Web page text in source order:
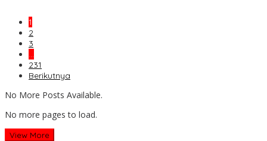
1
2
3
…
231
Berikutnya
No More Posts Available.
No more pages to load.
View More